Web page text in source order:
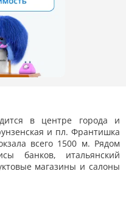
в центре города и
и пл. Франтишка
всего 1500 м. Рядом
банков, итальянский
магазины и салоны